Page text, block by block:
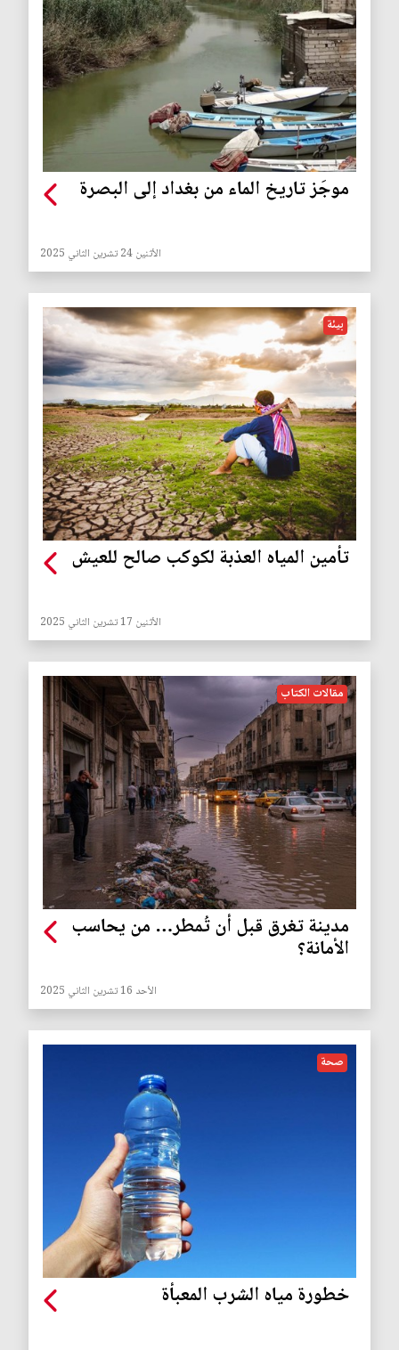
موجَز تاريخ الماء من بغداد إلى البصرة
الأثنين 24 تشرين الثاني 2025
بيئة
تأمين المياه العذبة لكوكب صالح للعيش
الأثنين 17 تشرين الثاني 2025
مقالات الكتاب
مدينة تغرق قبل أن تُمطر… من يحاسب
الأمانة؟
الأحد 16 تشرين الثاني 2025
صحة
خطورة مياه الشرب المعبأة